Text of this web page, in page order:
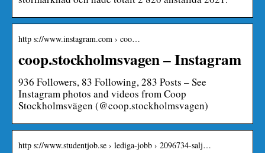
http s://www.instagram.com › coo…
coop.stockholmsvagen – Instagram
936 Followers, 83 Following, 283 Posts – See
Instagram photos and videos from Coop
Stockholmsvägen (@coop.stockholmsvagen)
http s://www.studentjob.se › lediga-jobb › 2096734-salj…